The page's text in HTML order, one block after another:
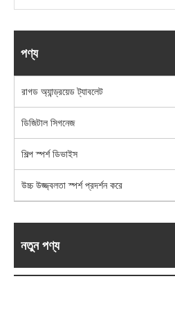
পণ্য
রাগড অ্যান্ড্রয়েড ট্যাবলেট
ডিজিটাল সিগনেজ
শিল্প স্পর্শ ডিভাইস
উচ্চ উজ্জ্বলতা স্পর্শ প্রদর্শন করে
নতুন পণ্য